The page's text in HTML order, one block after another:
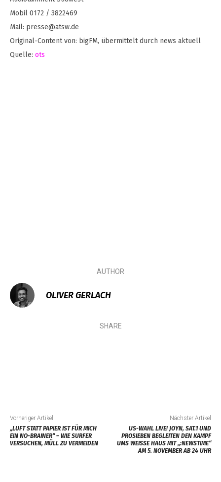
Mobil 0172 / 3822469
Mail: presse@atsw.de
Original-Content von: bigFM, übermittelt durch news aktuell
Quelle: ots
AUTHOR
OLIVER GERLACH
SHARE
Vorheriger Artikel
„LUFT STATT PAPIER IST FÜR MICH
EIN NO-BRAINER“ – WIE SURFER
VERSUCHEN, MÜLL ZU VERMEIDEN
Nächster Artikel
US-WAHL LIVE! JOYN, SAT.1 UND
PROSIEBEN BEGLEITEN DEN KAMPF
UMS WEISSE HAUS MIT „:NEWSTIME“ A
M 5. NOVEMBER AB 24 UHR